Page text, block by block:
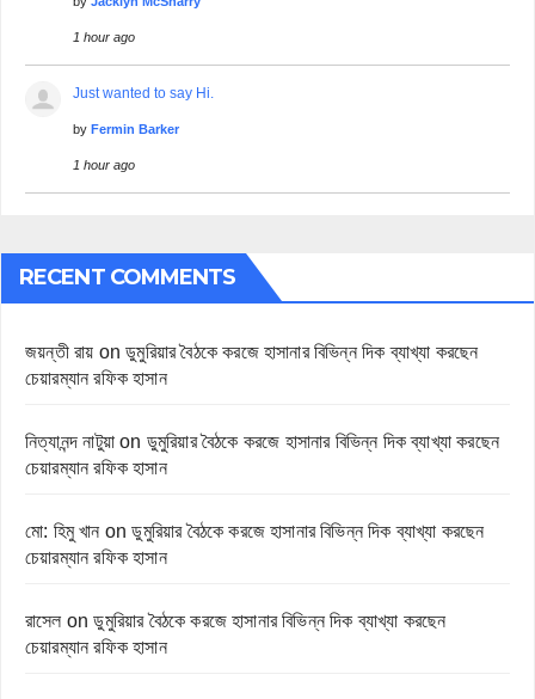
1 hour ago
Just wanted to say Hi.
by Fermin Barker
1 hour ago
RECENT COMMENTS
জয়ন্তী রায় onডুমুরিয়ার বৈঠকে করজে হাসানার বিভিন্ন দিক ব্যাখ্যা করছেন
চেয়ারম্যান রফিক হাসান
নিত্যানন্দ নাটুয়া on ডুমুরিয়ার বৈঠকে করজে হাসানার বিভিন্ন দিক ব্যাখ্যা করছেন
চেয়ারম্যান রফিক হাসান
মো: হিমু খান onডুমুরিয়ার বৈঠকে করজে হাসানার বিভিন্ন দিক ব্যাখ্যা করছেন
চেয়ারম্যান রফিক হাসান
রাসেল onডুমুরিয়ার বৈঠকে করজে হাসানার বিভিন্ন দিক ব্যাখ্যা করছেন
চেয়ারম্যান রফিক হাসান